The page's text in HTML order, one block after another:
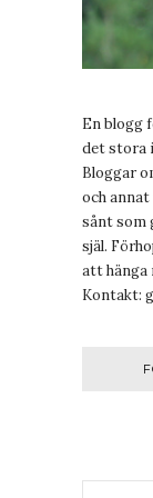
En blogg
det stora
Bloggar
och
sånt som
själ.
att hänga
Kontakt: